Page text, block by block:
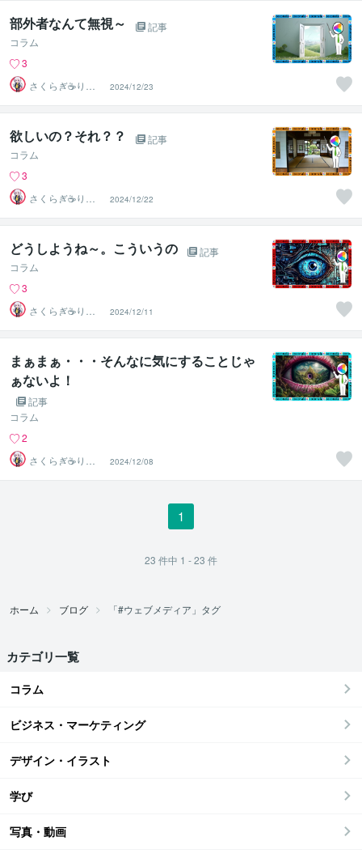
部外者なんて無視～
記事
コラム
3
さくらぎ☕りょ
う⛎癒やし電話
相談サロン
2024/12/23
欲しいの？それ？？
記事
コラム
3
さくらぎ☕りょ
う⛎癒やし電話
相談サロン
2024/12/22
どうしようね～。こういうの
記事
コラム
3
さくらぎ☕りょ
う⛎癒やし電話
相談サロン
2024/12/11
まぁまぁ・・・そんなに気にすることじゃ
ぁないよ！
記事
コラム
2
さくらぎ☕りょ
う⛎癒やし電話
相談サロン
2024/12/08
1
23 件中 1 - 23 件
ホーム ブログ 「#ウェブメディア」タグ
カテゴリ一覧
コラム
ビジネス・マーケティング
デザイン・イラスト
学び
写真・動画